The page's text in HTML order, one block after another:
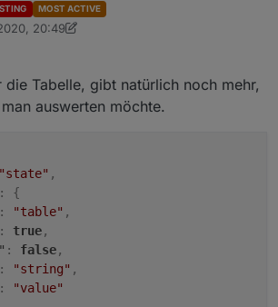
- der andere kommt von dem neuen
ich habe den nicht installiert - daher weiß
wie der heißt
zeig mir den inhalt des datenpunktes mit
und den raw dazu
MOST ACTIVE
20:49
die Tabelle, gibt natürlich noch mehr,
auswerten möchte.
"state" ,
:
{
: "table" ,
: true,
: false,
: "string" ,
:
"value"